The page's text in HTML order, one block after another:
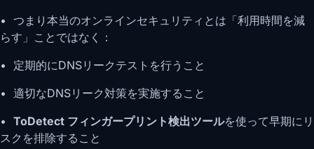
• つまり本当のオンラインセキュリティとは「利用時間を減
らす」ことではなく：
• 定期的にDNSリークテストを行うこと
• 適切なDNSリーク対策を実施すること
• ToDetect フィンガープリント検出ツールを使って早期にリ
スクを排除すること